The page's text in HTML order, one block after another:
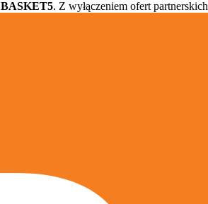
BASKET5. Z wyłączeniem ofert partnerskich